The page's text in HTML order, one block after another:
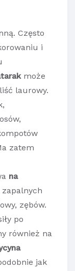
Często
i
może
laurowy.
zatem
na
zębów.
po
również na
jak